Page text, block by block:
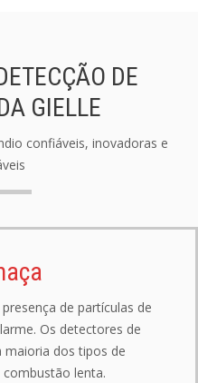
DE
GIELLE
confiáveis, inovadoras e
de partículas de
Os detectores de
maioria dos tipos de
lenta.